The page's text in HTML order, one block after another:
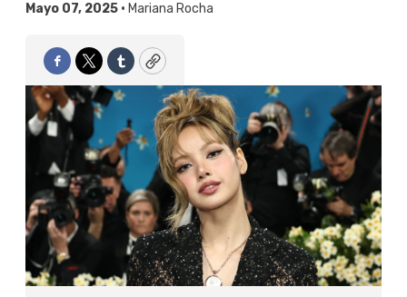
Mayo 07, 2025 • Mariana Rocha
Facebook
TwitterTumblrCopy